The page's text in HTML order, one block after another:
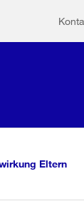
Eltern